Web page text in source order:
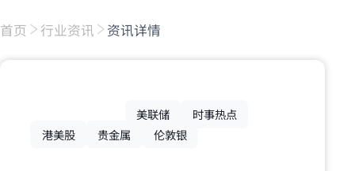
首页 行业资讯 资讯详情
美联储
时事热点
港美股
贵金属 伦敦银